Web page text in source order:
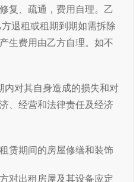
复、疏通，费用自理。乙
退租或租期到期如需拆除
生费用由乙方自理。如不
对其自身造成的损失和对
、经营和法律责任及经济
赁期间的房屋修缮和装饰
对出租房屋及其设备应定